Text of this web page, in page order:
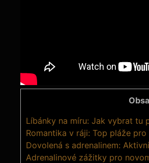
Líbánky na míru: Jak vybrat tu
Romantika v ráji: Top pláže
Dovolená s adrenalinem:
Adrenalinové zážitky pro